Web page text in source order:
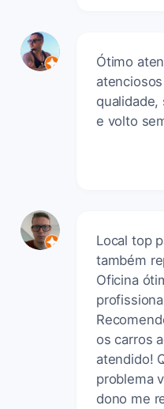
Ótimo
e volto
Local top
também
Oficina
os carros
atendido!
problema
dono me